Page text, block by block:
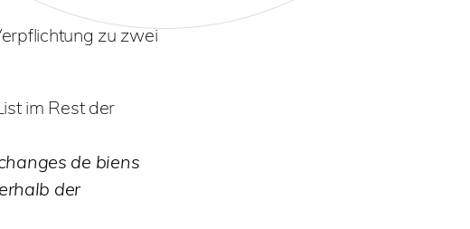
zu zwei
im Rest der
de biens
der